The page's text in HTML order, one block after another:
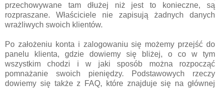
przechowywane tam dłużej niż jest to konieczne, są
rozpraszane. Właściciele nie zapisują żadnych danych
wrażliwych swoich klientów.
Po założeniu konta i zalogowaniu się możemy przejść do
panelu klienta, gdzie dowiemy się bliżej, o co w tym
wszystkim chodzi i w jaki sposób można rozpocząć
pomnażanie swoich pieniędzy. Podstawowych rzeczy
dowiemy się także z FAQ, które znajduje się na głównej